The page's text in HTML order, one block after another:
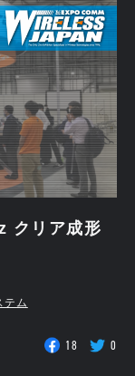
クリア成形
テム
18 0